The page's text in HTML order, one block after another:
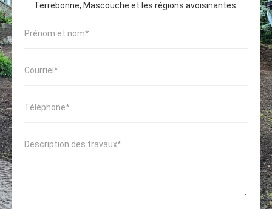
Terrebonne, Mascouche et les régions avoisinantes.